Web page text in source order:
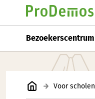
Bezoekerscentrum
Voor scholen